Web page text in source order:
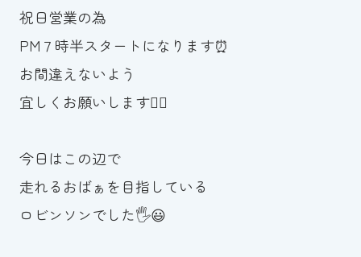
祝日営業の為
PM７時半スタートになります⏰
お間違えないよう
宜しくお願いします🙇‍♀️
今日はこの辺で
走れるおばぁを目指している
ロビンソンでした🖐😃